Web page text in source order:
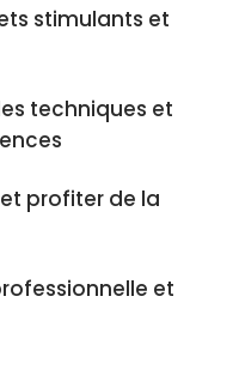
stimulants et
techniques et
et profiter de la
et